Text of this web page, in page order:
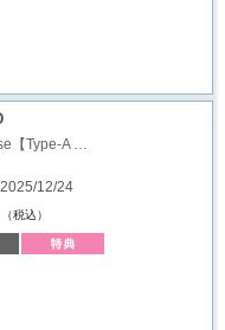
【Type-A …
12/24
（税込）